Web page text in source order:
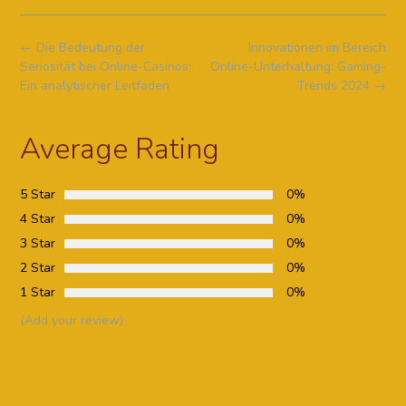
Post
navigation
Innovationen im Bereich
Online-Unterhaltung: Gaming-
Trends 2024 →
← Die Bedeutung der
Seriosität bei Online-Casinos:
Ein analytischer Leitfaden
Average Rating
5 Star
0%
4 Star
0%
3 Star
0%
2 Star
0%
1 Star
0%
(Add your review)